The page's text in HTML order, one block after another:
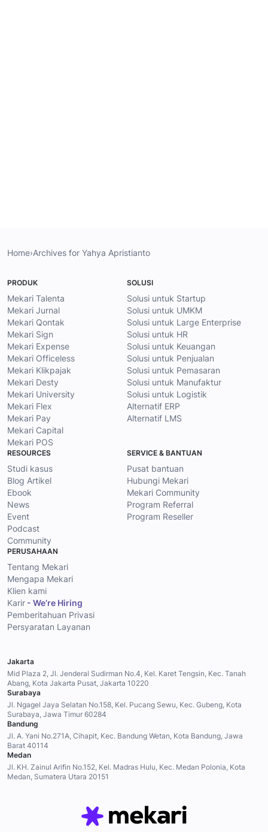
Home›Archives for Yahya Apristianto
PRODUK
Mekari Talenta
Mekari Jurnal
Mekari Qontak
Mekari Sign
Mekari Expense
Mekari Officeless
Mekari Klikpajak
Mekari Desty
Mekari University
Mekari Flex
Mekari Pay
Mekari Capital
Mekari POS
SOLUSI
Solusi untuk Startup
Solusi untuk UMKM
Solusi untuk Large Enterprise
Solusi untuk HR
Solusi untuk Keuangan
Solusi untuk Penjualan
Solusi untuk Pemasaran
Solusi untuk Manufaktur
Solusi untuk Logistik
Alternatif ERP
Alternatif LMS
RESOURCES
Studi kasus
Blog Artikel
Ebook
News
Event
Podcast
Community
SERVICE & BANTUAN
Pusat bantuan
Hubungi Mekari
Mekari Community
Program Referral
Program Reseller
PERUSAHAAN
Tentang Mekari
Mengapa Mekari
Klien kami
Karir - We’re Hiring
Pemberitahuan Privasi
Persyaratan Layanan
Jakarta
Mid Plaza 2, Jl. Jenderal Sudirman No.4, Kel. Karet Tengsin, Kec. Tanah
Abang, Kota Jakarta Pusat, Jakarta 10220
Surabaya
Jl. Ngagel Jaya Selatan No.158, Kel. Pucang Sewu, Kec. Gubeng, Kota
Surabaya, Jawa Timur 60284
Bandung
Jl. A. Yani No.271A, Cihapit, Kec. Bandung Wetan, Kota Bandung, Jawa
Barat 40114
Medan
Jl. KH. Zainul Arifin No.152, Kel. Madras Hulu, Kec. Medan Polonia, Kota
Medan, Sumatera Utara 20151